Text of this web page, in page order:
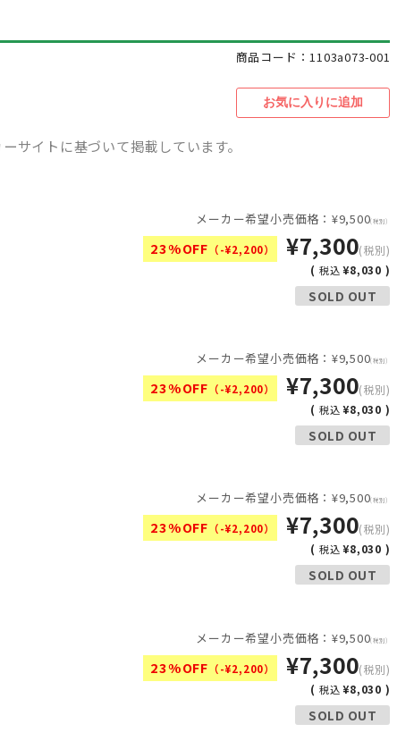
商品コード：1103a073-001
サイトに基づいて掲載しています。
メーカー希望小売価格：¥9,500(税別)
23%OFF （-¥2,200） ¥7,300(税別)
( 税込 ¥8,030 )
SOLD OUT
メーカー希望小売価格：¥9,500(税別)
23%OFF （-¥2,200） ¥7,300(税別)
( 税込 ¥8,030 )
SOLD OUT
メーカー希望小売価格：¥9,500(税別)
23%OFF （-¥2,200） ¥7,300(税別)
( 税込 ¥8,030 )
SOLD OUT
メーカー希望小売価格：¥9,500(税別)
23%OFF （-¥2,200） ¥7,300(税別)
( 税込 ¥8,030 )
SOLD OUT